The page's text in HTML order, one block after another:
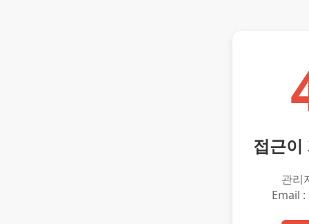
접근이
관리
Email